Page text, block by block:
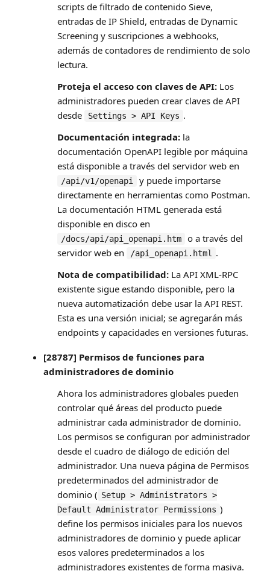
scripts de filtrado de contenido Sieve,
entradas de IP Shield, entradas de Dynamic
Screening y suscripciones a webhooks,
además de contadores de rendimiento de solo
lectura.
Proteja el acceso con claves de API:Los
administradores pueden crear claves de API
desde
Settings > API Keys .
Documentación integrada:la
documentación OpenAPI legible por máquina
está disponible a través del servidor web en
/api/v1/openapi
y puede importarse
directamente en herramientas como Postman.
La documentación HTML generada está
disponible en disco en
/docs/api/api_openapi.htm
o a través del
servidor web en
/api_openapi.html .
Nota de compatibilidad:La API XML-RPC
existente sigue estando disponible, pero la
nueva automatización debe usar la API REST.
Esta es una versión inicial; se agregarán más
endpoints y capacidades en versiones futuras.
[28787] Permisos de funciones para
administradores de dominio
Ahora los administradores globales pueden
controlar qué áreas del producto puede
administrar cada administrador de dominio.
Los permisos se configuran por administrador
desde el cuadro de diálogo de edición del
administrador. Una nueva página de Permisos
predeterminados del administrador de
dominio ( Setup > Administrators >
Default Administrator Permissions )
define los permisos iniciales para los nuevos
administradores de dominio y puede aplicar
esos valores predeterminados a los
administradores existentes de forma masiva.